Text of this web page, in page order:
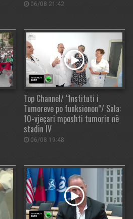
06/08 21:42
Top Channel/ “Instituti i
Tumoreve po funksionon”/ Sala:
10-vjeçari mposhti tumorin në
stadin IV
06/08 19:48